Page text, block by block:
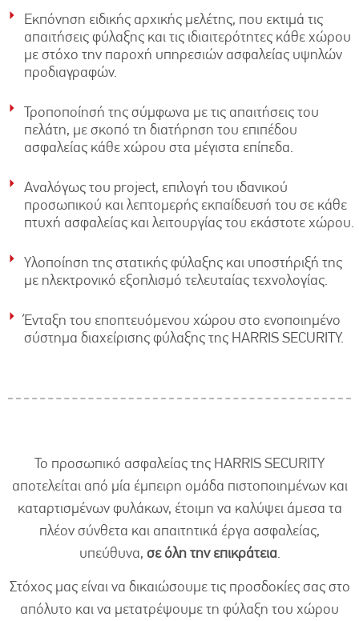
Εκπόνηση ειδικής αρχικής μελέτης, που εκτιμά τις
απαιτήσεις φύλαξης και τις ιδιαιτερότητες κάθε χώρου
με στόχο την παροχή υπηρεσιών ασφαλείας υψηλών
προδιαγραφών.
Τροποποίησή της σύμφωνα με τις απαιτήσεις του
πελάτη, με σκοπό τη διατήρηση του επιπέδου
ασφαλείας κάθε χώρου στα μέγιστα επίπεδα.
Αναλόγως του project, επιλογή του ιδανικού
προσωπικού και λεπτομερής εκπαίδευσή του σε κάθε
πτυχή ασφαλείας και λειτουργίας του εκάστοτε χώρου.
Υλοποίηση της στατικής φύλαξης και υποστήριξή της
με ηλεκτρονικό εξοπλισμό τελευταίας τεχνολογίας.
Ένταξη του εποπτευόμενου χώρου στο ενοποιημένο
σύστημα διαχείρισης φύλαξης της HARRIS SECURITY.
Το προσωπικό ασφαλείας της HARRIS SECURITY
αποτελείται από μία έμπειρη ομάδα πιστοποιημένων και
καταρτισμένων φυλάκων, έτοιμη να καλύψει άμεσα τα
πλέον σύνθετα και απαιτητικά έργα ασφαλείας,
υπεύθυνα, σε όλη την επικράτεια.
Στόχος μας είναι να δικαιώσουμε τις προσδοκίες σας στο
απόλυτο και να μετατρέψουμε τη φύλαξη του χώρου
structure,
based on
how the
Experience
our website
to perform
as well as
during your
visit. If you
refuse these
some
functionality
from the